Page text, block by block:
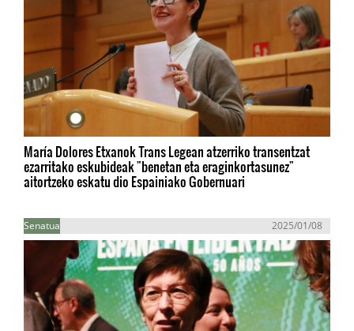
María Dolores Etxanok Trans Legean atzerriko transentzat
ezarritako eskubideak "benetan eta eraginkortasunez"
aitortzeko eskatu dio Espainiako Gobernuari
Senatua 2025/01/08